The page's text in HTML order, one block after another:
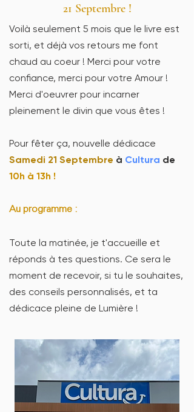
21 Septembre !
Voilà seulement 5 mois que le livre est
sorti, et déjà vos retours me font
chaud au coeur ! Merci pour votre
confiance, merci pour votre Amour !
Merci d'oeuvrer pour incarner
pleinement le divin que vous êtes !
Pour fêter ça, nouvelle dédicace
Samedi 21 Septembre à Cultura de
10h à 13h !
Au programme :
Toute la matinée, je t'accueille et
réponds à tes questions. Ce sera le
moment de recevoir, si tu le souhaites,
des conseils personnalisés, et ta
dédicace pleine de Lumière !